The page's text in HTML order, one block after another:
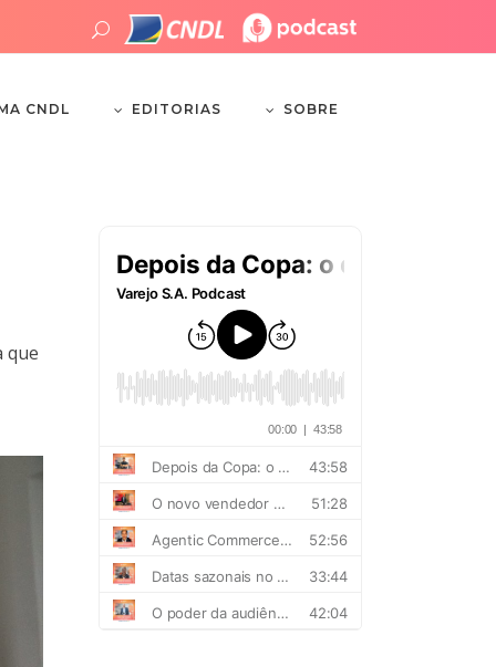
CNDL EDITORIAS SOBRE
que